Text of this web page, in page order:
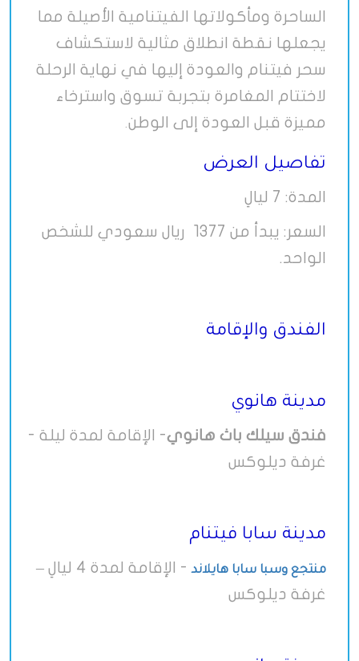
الساحرة ومأكولاتها الفيتنامية الأصيلة مما
يجعلها نقطة انطلاق مثالية لاستكشاف
سحر فيتنام والعودة إليها في نهاية الرحلة
لاختتام المغامرة بتجربة تسوق واسترخاء
مميزة قبل العودة إلى الوطن.
تفاصيل العرض
المدة: 7 ليالِ
السعر: يبدأ من 1377 ريال سعودي للشخص
الواحد.
الفندق والإقامة
مدينة هانوي
فندق سيلك باث هانوي- الإقامة لمدة ليلة -
غرفة ديلوكس
مدينة سابا فيتنام
منتجع وسبا سابا هايلاند
- الإقامة لمدة 4 ليالِ –
غرفة ديلوكس